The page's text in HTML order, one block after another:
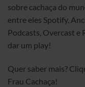
sobre cachaça do
entre eles Spotify,
Podcasts, Overcast e
dar um play!
Quer saber mais?
Frau Cachaça!